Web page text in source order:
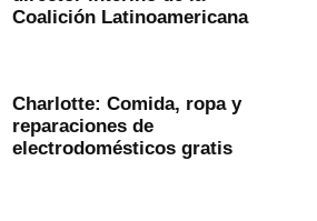
Coalición Latinoamericana
Charlotte: Comida, ropa y
reparaciones de
electrodomésticos gratis